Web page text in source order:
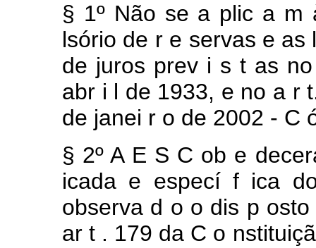
§ 1º Não se a plic a m
lsório de r e servas e as
de juros prev i s t as
abr i l de 1933, e no a r
de janei r o de 2002 - C
§ 2ºA E S C ob e
icada e especí f ica
observa d o o dis p
ar t . 179 da C o